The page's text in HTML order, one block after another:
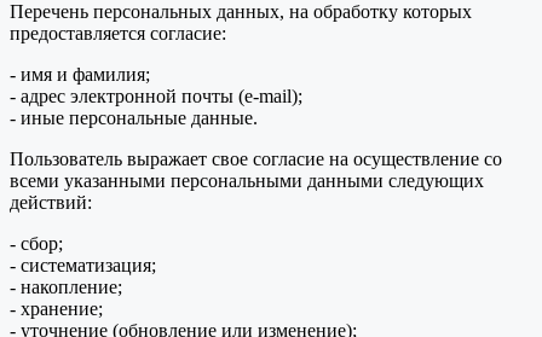
Перечень персональных данных, на обработку которых
предоставляется согласие:
- имя и фамилия;
- адрес электронной почты (e-mail);
- иные персональные данные.
Пользователь выражает свое согласие на осуществление со
всеми указанными персональными данными следующих
действий:
- сбор;
- систематизация;
- накопление;
- хранение;
- уточнение (обновление или изменение);